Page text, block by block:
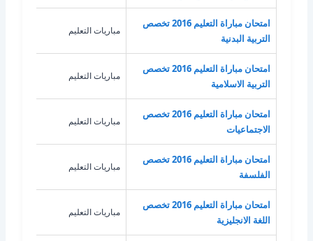
امتحان مباراة التعليم 2016 تخصص
التربية البدنية
مباريات التعليم
امتحان مباراة التعليم 2016 تخصص
التربية الاسلامية
مباريات التعليم
امتحان مباراة التعليم 2016 تخصص
الاجتماعيات
مباريات التعليم
امتحان مباراة التعليم 2016 تخصص
الفلسفة
مباريات التعليم
امتحان مباراة التعليم 2016 تخصص
اللغة الانجليزية
مباريات التعليم